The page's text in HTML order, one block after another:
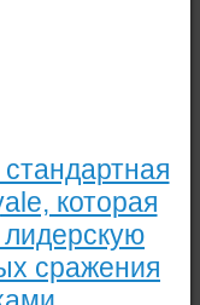
которая
лидерскую
сражения